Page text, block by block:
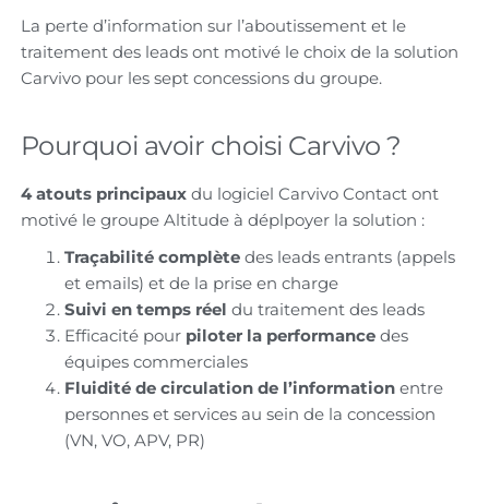
La perte d’information sur l’aboutissement et le
traitement des leads ont motivé le choix de la solution
Carvivo pour les sept concessions du groupe.
Pourquoi avoir choisi Carvivo ?
4 atouts principauxdu logiciel Carvivo Contact ont
motivé le groupe Altitude à déplpoyer la solution :
Traçabilité complètedes leads entrants (appels
et emails) et de la prise en charge
Suivi en temps réel du traitement des leads
Efficacité pourpiloter la performancedes
équipes commerciales
Fluidité de circulation de l’informationentre
personnes et services au sein de la concession
(VN, VO, APV, PR)